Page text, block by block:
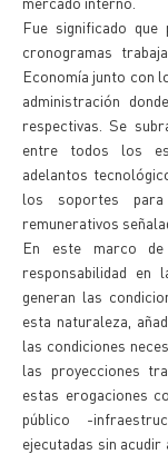
Fue significado
cronogramas
Economía junto con
administración
respectivas. Se
entre todos los
adelantos
los soportes
remunerativos
En este marco
responsabilidad en
generan las
esta naturaleza,
las condiciones
las proyecciones
estas erogaciones
público -
ejecutadas sin